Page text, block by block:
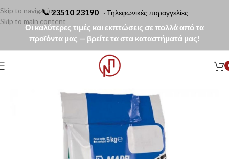
📞23510 23190 · Τηλεφωνικές παραγγελίες
Οι καλύτερες τιμές και εκπτώσεις σε πολλά από τα
προϊόντα μας — βρείτε τα στα καταστήματά μας!
Skip to navigation
Skip to main content